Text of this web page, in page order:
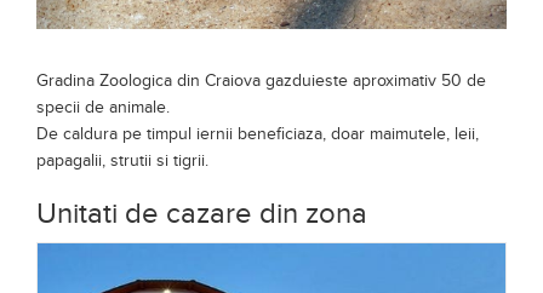
Gradina Zoologica din Craiova gazduieste aproximativ 50 de
specii de animale.
De caldura pe timpul iernii beneficiaza, doar maimutele, leii,
papagalii, strutii si tigrii.
Unitati de cazare din zona